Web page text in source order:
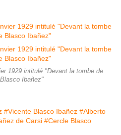
1929 intitulé "Devant la tombe de
Ibañez"
#Vicente Blasco Ibañez #Alberto
de Carsi #Cercle Blasco